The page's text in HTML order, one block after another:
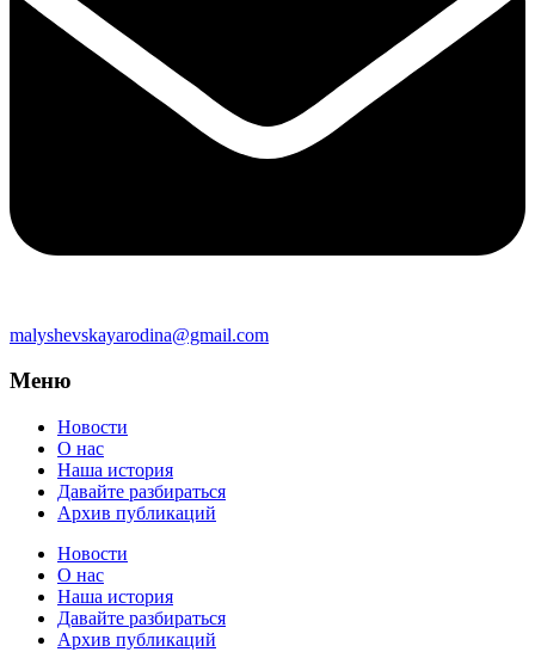
malyshevskayarodina@gmail.com
Меню
Новости
О нас
Наша история
Давайте разбираться
Архив публикаций
Новости
О нас
Наша история
Давайте разбираться
Архив публикаций